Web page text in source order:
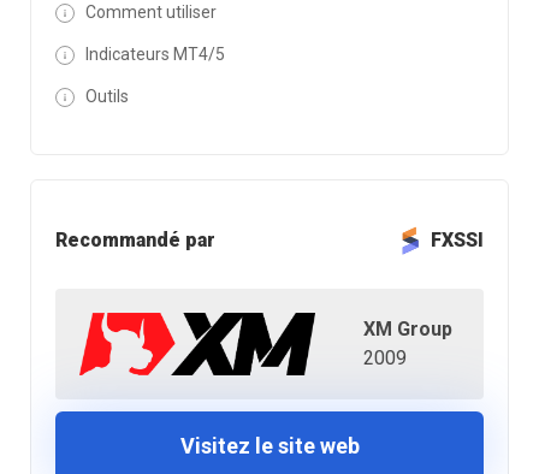
Comment utiliser
Indicateurs MT4/5
Outils
Recommandé par FXSSI
XM Group
2009
Visitez le site web